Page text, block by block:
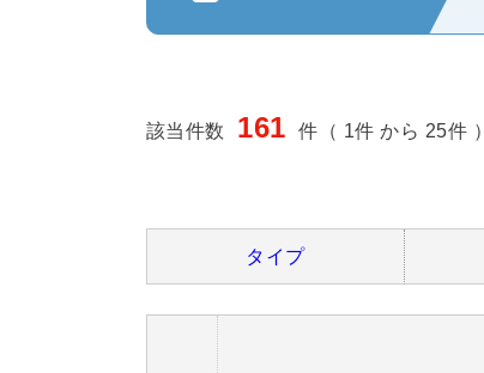
該当件数 161 件（ 1件 から 25件 ）
タイプ